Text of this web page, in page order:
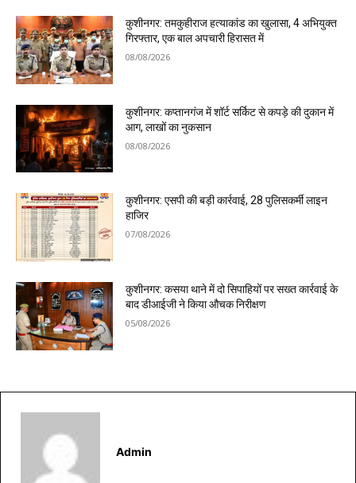
कुशीनगर: तमकुहीराज हत्याकांड का खुलासा, 4 अभियुक्त
गिरफ्तार, एक बाल अपचारी हिरासत में
08/08/2026
कुशीनगर: कप्तानगंज में शॉर्ट सर्किट से कपड़े की दुकान में
आग, लाखों का नुकसान
08/08/2026
कुशीनगर: एसपी की बड़ी कार्रवाई, 28 पुलिसकर्मी लाइन
हाजिर
07/08/2026
कुशीनगर: कसया थाने में दो सिपाहियों पर सख्त कार्रवाई के
बाद डीआईजी ने किया औचक निरीक्षण
05/08/2026
Admin